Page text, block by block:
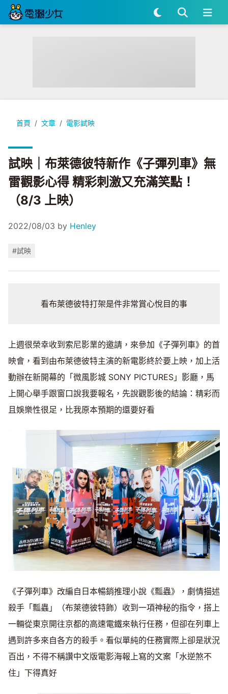
首頁 文章 電影試映
試映｜布萊德彼特新作《子彈列車》無雷觀影心得 精彩刺激又
試映｜布萊德彼特新作《子彈列車》無
雷觀影心得 精彩刺激又充滿笑點！
（8/3 上映）
2022/08/03 by Henley
#試映
看布萊德彼特打架是件非常賞心悅目的事
上週很榮幸收到索尼影業的邀請，來參加《子彈列車》的首
映會，看到由布萊德彼特主演的新電影終於要上映，加上活
動辦在新開幕的「微風影城 SONY PICTURES」影廳，馬
上開心舉手跟窗口說我要報名，先說觀影後的結論：精彩而
且娛樂性很足，比我原本預期的還要好看
《子彈列車》改編自日本暢銷推理小說《瓢蟲》，劇情描述
殺手「瓢蟲」（布萊德彼特飾）收到一項神秘的指令，搭上
一輛從東京開往京都的高速電鐵來執行任務，但卻在列車上
遇到許多來自各方的殺手。看似單純的任務實際上卻是狀況
百出，不得不稱讚中文版電影海報上寫的文案「水逆煞不
住」下得真好